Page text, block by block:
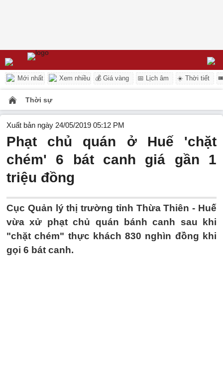
Mới nhất Xem nhiều 💰 Giá vàng 📅 Lịch âm ☀️ Thời tiết
Thời sự
Xuất bản ngày 24/05/2019 05:12 PM
Phạt chủ quán ở Huế 'chặt
chém' 6 bát canh giá gần 1
triệu đồng
Cục Quản lý thị trường tỉnh Thừa Thiên - Huế
vừa xử phạt chủ quán bánh canh sau khi
"chặt chém" thực khách 830 nghìn đồng khi
gọi 6 bát canh.